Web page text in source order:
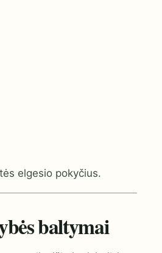
elgesio pokyčius.
baltymai